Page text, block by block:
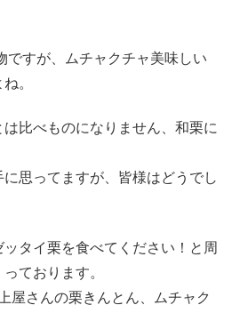
ですが、ムチャクチャ美味しい
。
比べものになりません、和栗に
思ってますが、皆様はどうでし
タイ栗を食べてください！と周
ております。
屋さんの栗きんとん、ムチャク